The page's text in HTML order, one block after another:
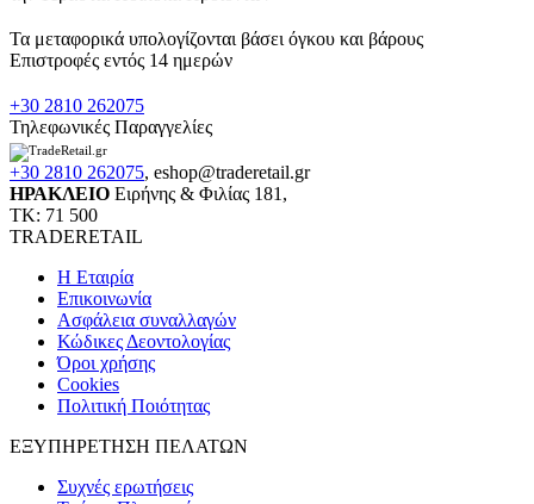
Τα μεταφορικά υπολογίζονται βάσει όγκου και βάρους
Επιστροφές εντός 14 ημερών
+30 2810 262075
Τηλεφωνικές Παραγγελίες
+30 2810 262075, eshop@traderetail.gr
ΗΡΑΚΛΕΙΟ Ειρήνης & Φιλίας 181,
ΤΚ: 71 500
TRADERETAIL
H Εταιρία
Eπικοινωνία
Ασφάλεια συναλλαγών
Κώδικες Δεοντολογίας
Όροι χρήσης
Cookies
Πολιτική Ποιότητας
ΕΞΥΠΗΡΕΤΗΣΗ ΠΕΛΑΤΩΝ
Συχνές ερωτήσεις